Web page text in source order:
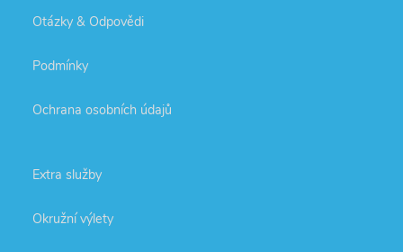
Otázky & Odpovědi
Podmínky
Ochrana osobních údajů
Extra služby
Okružní výlety